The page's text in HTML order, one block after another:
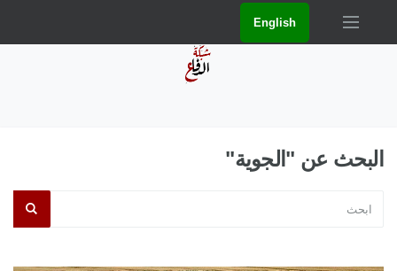
English
البحث عن "الجوية"